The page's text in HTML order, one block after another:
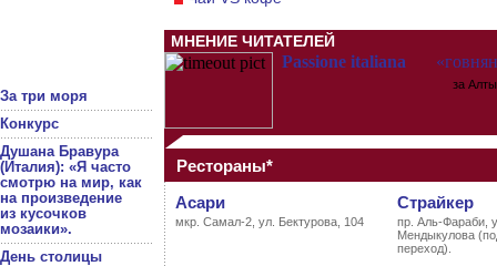
За три моря
Конкурс
Душана Бравура
(Италия): «Я часто
смотрю на мир, как
на произведение
из кусочков
мозаики».
День столицы
МНЕНИЕ ЧИТАТЕЛЕЙ
Passione italiana
за
Рестораны*
Асари
мкр. Самал-2, ул. Бектурова, 104
Страйкер
пр. Аль-Фараби,
Мендыкулова
переход).